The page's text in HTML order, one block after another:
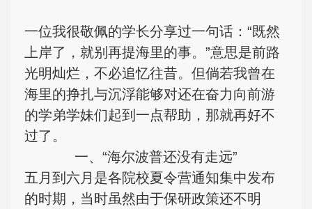
一位我很敬佩的学长分享过一句话：“既然
上岸了，就别再提海里的事。”意思是前路
光明灿烂，不必追忆往昔。但倘若我曾在
海里的挣扎与沉浮能够对还在奋力向前游
的学弟学妹们起到一点帮助，那就再好不
过了。
一、“海尔波普还没有走远”
五月到六月是各院校夏令营通知集中发布
的时期，当时虽然由于保研政策还不明